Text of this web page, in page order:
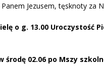
Jezusem, tęsknoty za
o g. 13.00 Uroczystość
środę 02.06 po Mszy